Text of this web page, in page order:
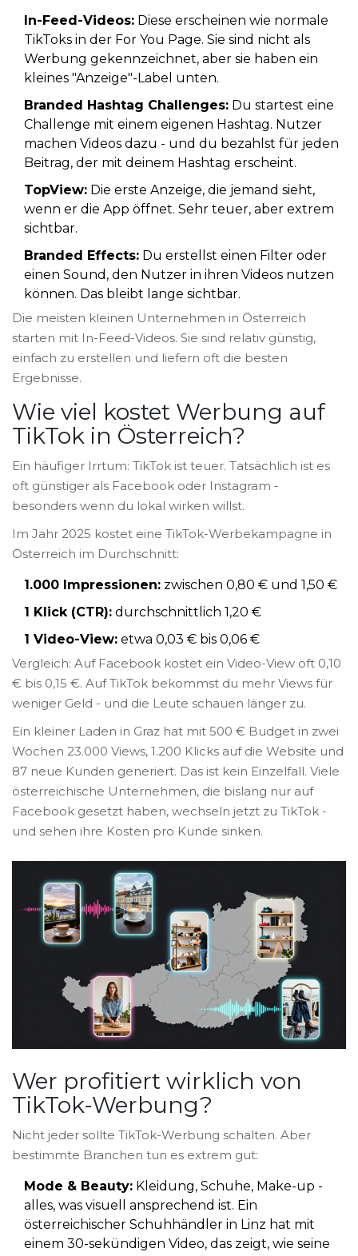
In-Feed-Videos: Diese erscheinen wie normale
TikToks in der For You Page. Sie sind nicht als
Werbung gekennzeichnet, aber sie haben ein
kleines "Anzeige"-Label unten.
Branded Hashtag Challenges: Du startest eine
Challenge mit einem eigenen Hashtag. Nutzer
machen Videos dazu - und du bezahlst für jeden
Beitrag, der mit deinem Hashtag erscheint.
TopView: Die erste Anzeige, die jemand sieht,
wenn er die App öffnet. Sehr teuer, aber extrem
sichtbar.
Branded Effects: Du erstellst einen Filter oder
einen Sound, den Nutzer in ihren Videos nutzen
können. Das bleibt lange sichtbar.
Die meisten kleinen Unternehmen in Österreich
starten mit In-Feed-Videos. Sie sind relativ günstig,
einfach zu erstellen und liefern oft die besten
Ergebnisse.
Wie viel kostet Werbung auf
TikTok in Österreich?
Ein häufiger Irrtum: TikTok ist teuer. Tatsächlich ist es
oft günstiger als Facebook oder Instagram -
besonders wenn du lokal wirken willst.
Im Jahr 2025 kostet eine TikTok-Werbekampagne in
Österreich im Durchschnitt:
1.000 Impressionen: zwischen 0,80 € und 1,50 €
1 Klick (CTR): durchschnittlich 1,20 €
1 Video-View: etwa 0,03 € bis 0,06 €
Vergleich: Auf Facebook kostet ein Video-View oft 0,10
€ bis 0,15 €. Auf TikTok bekommst du mehr Views für
weniger Geld - und die Leute schauen länger zu.
Ein kleiner Laden in Graz hat mit 500 € Budget in zwei
Wochen 23.000 Views, 1.200 Klicks auf die Website und
87 neue Kunden generiert. Das ist kein Einzelfall. Viele
österreichische Unternehmen, die bislang nur auf
Facebook gesetzt haben, wechseln jetzt zu TikTok -
und sehen ihre Kosten pro Kunde sinken.
Wer profitiert wirklich von
TikTok-Werbung?
Nicht jeder sollte TikTok-Werbung schalten. Aber
bestimmte Branchen tun es extrem gut:
Mode & Beauty: Kleidung, Schuhe, Make-up -
alles, was visuell ansprechend ist. Ein
österreichischer Schuhhändler in Linz hat mit
einem 30-sekündigen Video, das zeigt, wie seine